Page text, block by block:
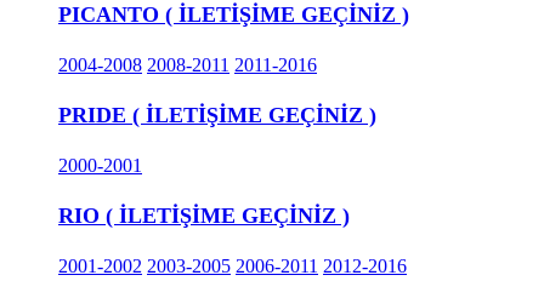
PICANTO ( İLETİŞİME GEÇİNİZ )
2004-2008 2008-2011 2011-2016
PRIDE ( İLETİŞİME GEÇİNİZ )
2000-2001
RIO ( İLETİŞİME GEÇİNİZ )
2001-2002 2003-2005 2006-2011 2012-2016